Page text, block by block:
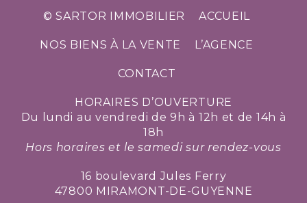
© SARTOR IMMOBILIER ACCUEIL
NOS BIENS À LA VENTE L’AGENCE
CONTACT
HORAIRES D’OUVERTURE
Du lundi au vendredi de 9h à 12h et de 14h à
18h
Hors horaires et le samedi sur rendez-vous
16 boulevard Jules Ferry
47800 MIRAMONT-DE-GUYENNE